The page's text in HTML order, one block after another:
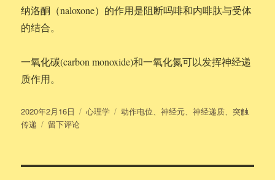
纳洛酮（naloxone）的作用是阻断吗啡和内啡肽与受体
的结合。
一氧化碳(carbon monoxide)和一氧化氮可以发挥神经递
质作用。
发
布
2020年2月16日
分
心理学
标
动作电位、神经元、神经递质、 突触
传递
于
学
留下评论